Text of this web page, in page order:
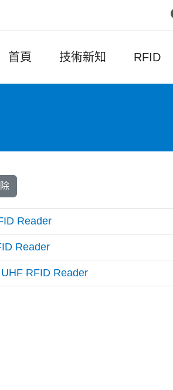
首頁 技術新知 RFID
Reader
Reader
RFID Reader